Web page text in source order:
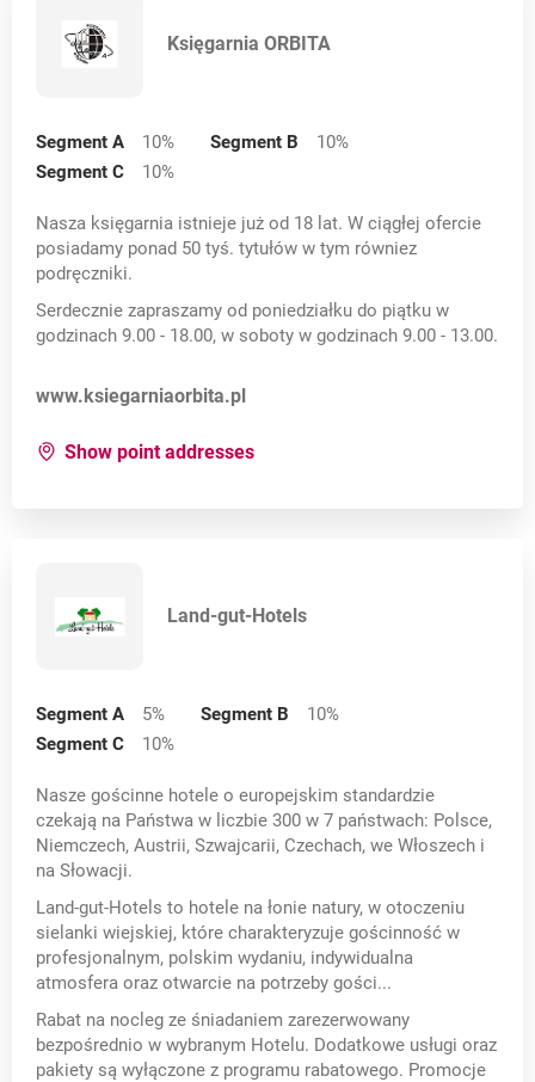
Księgarnia ORBITA
Segment A 10% Segment B 10%
Segment C
10%
Nasza księgarnia istnieje już od 18 lat. W ciągłej ofercie
posiadamy ponad 50 tyś. tytułów w tym równiez
podręczniki.
Serdecznie zapraszamy od poniedziałku do piątku w
godzinach 9.00 - 18.00, w soboty w godzinach 9.00 - 13.00.
Opens in a new card
www.ksiegarniaorbita.pl
Show point addressesfor:
Land-gut-Hotels
Segment A 5% Segment B 10%
Segment C
10%
Nasze gościnne hotele o europejskim standardzie
czekają na Państwa w liczbie 300 w 7 państwach: Polsce,
Niemczech, Austrii, Szwajcarii, Czechach, we Włoszech i
na Słowacji.
Land-gut-Hotels to hotele na łonie natury, w otoczeniu
sielanki wiejskiej, które charakteryzuje gościnność w
profesjonalnym, polskim wydaniu, indywidualna
atmosfera oraz otwarcie na potrzeby gości...
Rabat na nocleg ze śniadaniem zarezerwowany
bezpośrednio w wybranym Hotelu. Dodatkowe usługi oraz
pakiety są wyłączone z programu rabatowego. Promocje